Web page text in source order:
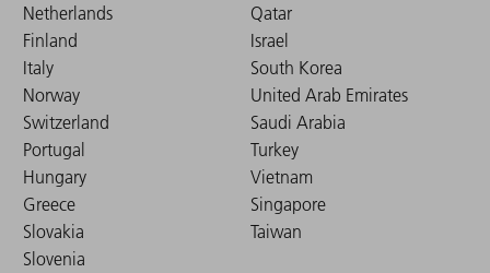
Netherlands
Finland
Italy
Norway
Switzerland
Portugal
Hungary
Greece
Slovakia
Slovenia
Qatar
Israel
South Korea
United Arab Emirates
Saudi Arabia
Turkey
Vietnam
Singapore
Taiwan